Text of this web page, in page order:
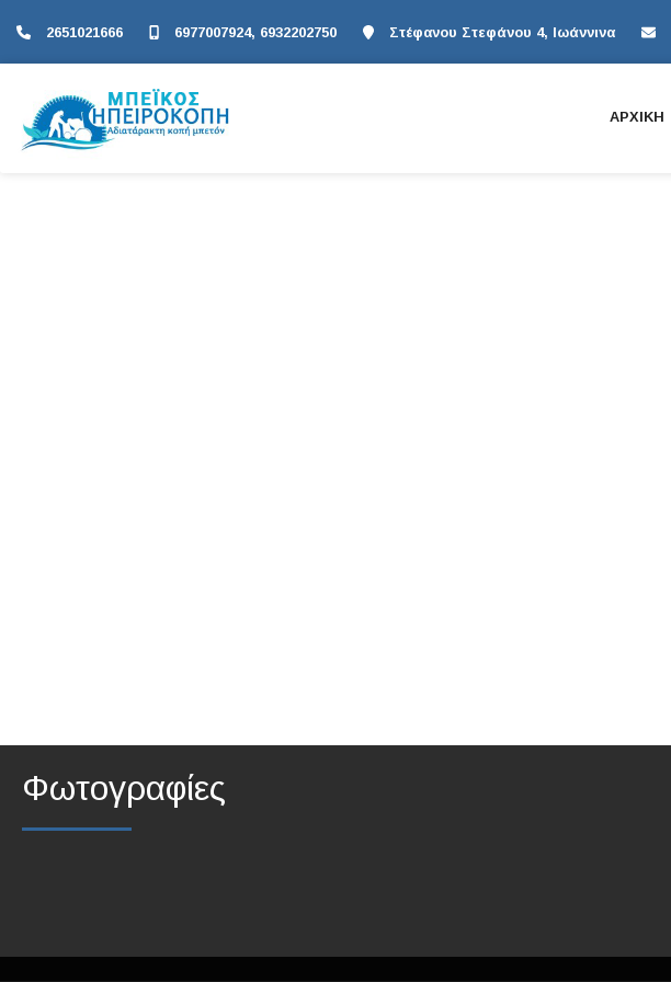
2651021666 6977007924, 6932202750 Στέφανου Στεφάνου 4, Ιωάννινα
ΑΡΧΙΚΗ
Φωτογραφίες